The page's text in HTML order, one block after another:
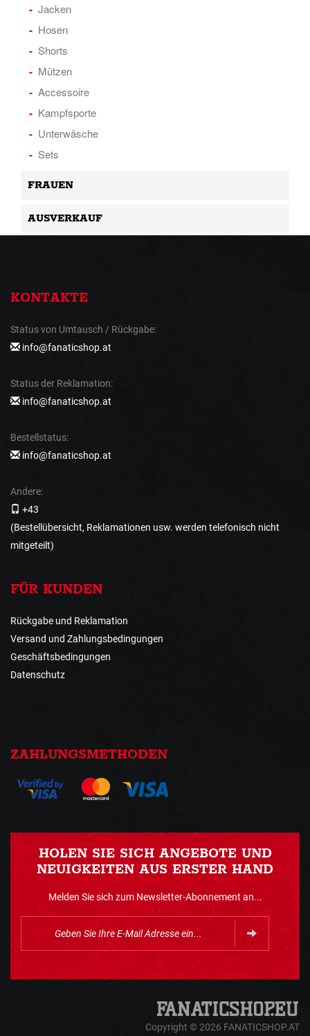
Jacken
Hosen
Shorts
Mützen
Accessoire
Kampfsporte
Unterwäsche
Sets
FRAUEN
AUSVERKAUF
KONTAKTE
Status von Umtausch / Rückgabe:
info@fanaticshop.at
Status der Reklamation:
info@fanaticshop.at
Bestellstatus:
info@fanaticshop.at
Andere:
+43
(Bestellübersicht, Reklamationen usw. werden telefonisch nicht
mitgeteilt)
FÜR KUNDEN
Rückgabe und Reklamation
Versand und Zahlungsbedingungen
Geschäftsbedingungen
Datenschutz
ZAHLUNGSMETHODEN
HOLEN SIE SICH ANGEBOTE UND
NEUIGKEITEN AUS ERSTER HAND
Melden Sie sich zum Newsletter-Abonnement an...
Copyright © 2026 FANATICSHOP.AT